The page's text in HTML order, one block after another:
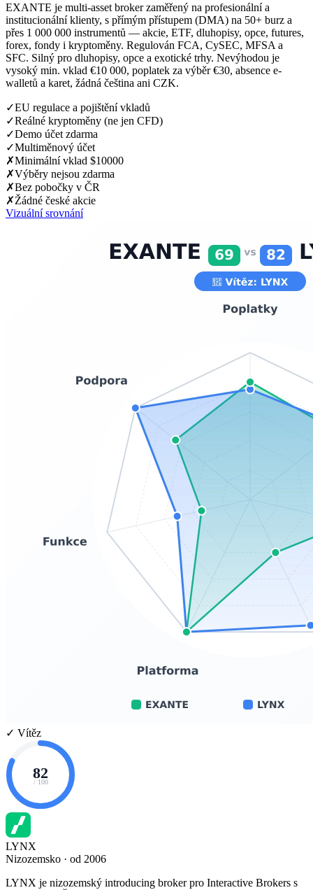
EXANTE je multi-asset broker zaměřený na profesionální a
institucionální klienty, s přímým přístupem (DMA) na 50+ burz a
přes 1 000 000 instrumentů — akcie, ETF, dluhopisy, opce, futures,
forex, fondy i kryptoměny. Regulován FCA, CySEC, MFSA a
SFC. Silný pro dluhopisy, opce a exotické trhy. Nevýhodou je
vysoký min. vklad €10 000, poplatek za výběr €30, absence e-
walletů a karet, žádná čeština ani CZK.
✓EU regulace a pojištění vkladů
✓Reálné kryptoměny (ne jen CFD)
✓Demo účet zdarma
✓Multiměnový účet
✗Minimální vklad $10000
✗Výběry nejsou zdarma
✗Bez pobočky v ČR
✗Žádné české akcie
Vizuální srovnání
✓ Vítěz
82
/ 100
LYNX
Nizozemsko · od 2006
LYNX je nizozemský introducing broker pro Interactive Brokers s